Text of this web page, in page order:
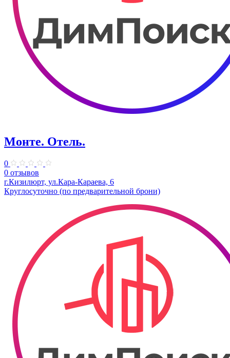
Монте. Отель.
0
0 отзывов
г.Кизилюрт, ул.Кара-Караева, 6
Круглосуточно (по предварительной брони)